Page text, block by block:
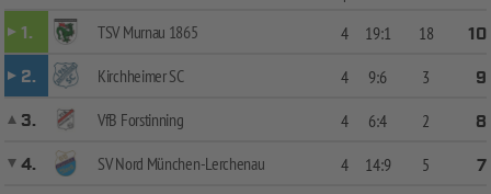
1. TSV Murnau 1865 4 19:1 18
10
2.
Kirchheimer SC 4 9:6 3
9
3.
VfB Forstinning 4 6:4 2
8
4.
SV Nord München-Lerchenau 4 14:9 5
7